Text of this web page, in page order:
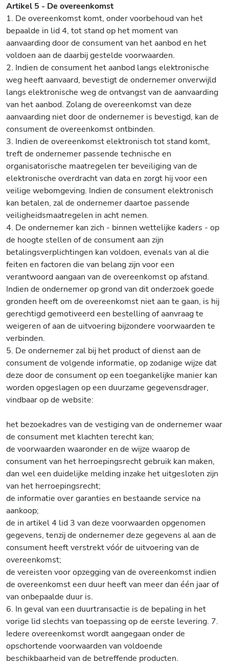
Artikel 5 - De overeenkomst
1. De overeenkomst komt, onder voorbehoud van het
bepaalde in lid 4, tot stand op het moment van
aanvaarding door de consument van het aanbod en het
voldoen aan de daarbij gestelde voorwaarden.
2. Indien de consument het aanbod langs elektronische
weg heeft aanvaard, bevestigt de ondernemer onverwijld
langs elektronische weg de ontvangst van de aanvaarding
van het aanbod. Zolang de overeenkomst van deze
aanvaarding niet door de ondernemer is bevestigd, kan de
consument de overeenkomst ontbinden.
3. Indien de overeenkomst elektronisch tot stand komt,
treft de ondernemer passende technische en
organisatorische maatregelen ter beveiliging van de
elektronische overdracht van data en zorgt hij voor een
veilige webomgeving. Indien de consument elektronisch
kan betalen, zal de ondernemer daartoe passende
veiligheidsmaatregelen in acht nemen.
4. De ondernemer kan zich - binnen wettelijke kaders - op
de hoogte stellen of de consument aan zijn
betalingsverplichtingen kan voldoen, evenals van al die
feiten en factoren die van belang zijn voor een
verantwoord aangaan van de overeenkomst op afstand.
Indien de ondernemer op grond van dit onderzoek goede
gronden heeft om de overeenkomst niet aan te gaan, is hij
gerechtigd gemotiveerd een bestelling of aanvraag te
weigeren of aan de uitvoering bijzondere voorwaarden te
verbinden.
5. De ondernemer zal bij het product of dienst aan de
consument de volgende informatie, op zodanige wijze dat
deze door de consument op een toegankelijke manier kan
worden opgeslagen op een duurzame gegevensdrager,
vindbaar op de website:
het bezoekadres van de vestiging van de ondernemer waar
de consument met klachten terecht kan;
de voorwaarden waaronder en de wijze waarop de
consument van het herroepingsrecht gebruik kan maken,
dan wel een duidelijke melding inzake het uitgesloten zijn
van het herroepingsrecht;
de informatie over garanties en bestaande service na
aankoop;
de in artikel 4 lid 3 van deze voorwaarden opgenomen
gegevens, tenzij de ondernemer deze gegevens al aan de
consument heeft verstrekt vóór de uitvoering van de
overeenkomst;
de vereisten voor opzegging van de overeenkomst indien
de overeenkomst een duur heeft van meer dan één jaar of
van onbepaalde duur is.
6. In geval van een duurtransactie is de bepaling in het
vorige lid slechts van toepassing op de eerste levering. 7.
Iedere overeenkomst wordt aangegaan onder de
opschortende voorwaarden van voldoende
beschikbaarheid van de betreffende producten.